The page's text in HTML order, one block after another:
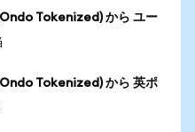
Tokenized) から ユー
Tokenized) から 英ポ